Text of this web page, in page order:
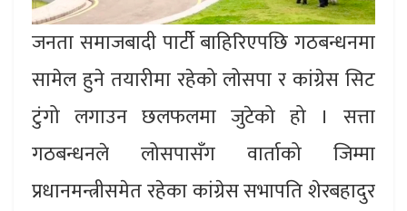
जनता समाजबादी पार्टीे बाहिरिएपछि गठबन्धनमा
सामेल हुने तयारीमा रहेको लोसपा र कांग्रेस सिट
टुंगो लगाउन छलफलमा जुटेको हो । सत्ता
गठबन्धनले लोसपासँग वार्ताको जिम्मा
प्रधानमन्त्रीसमेत रहेका कांग्रेस सभापति शेरबहादुर